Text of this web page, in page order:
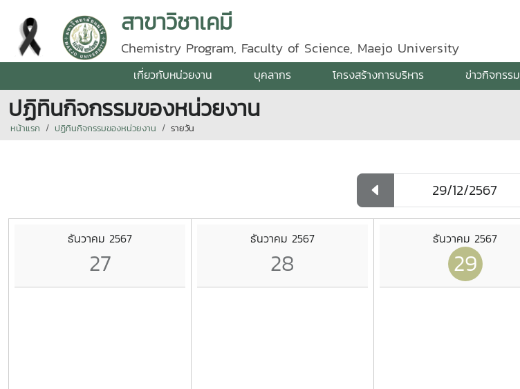
สาขาวิชาเคมี
Chemistry Program, Faculty of Science, Maejo University
เกี่ยวกับหน่วยงาน บุคลากร โครงสร้างการบริหาร ข่าวกิจกรรม
ปฏิทินกิจกรรมของหน่วยงาน
หน้าแรก ปฏิทินกิจกรรมของหน่วยงาน รายวัน
ธันวาคม 2567
27
ธันวาคม 2567
28
ธันวาคม 2567
29